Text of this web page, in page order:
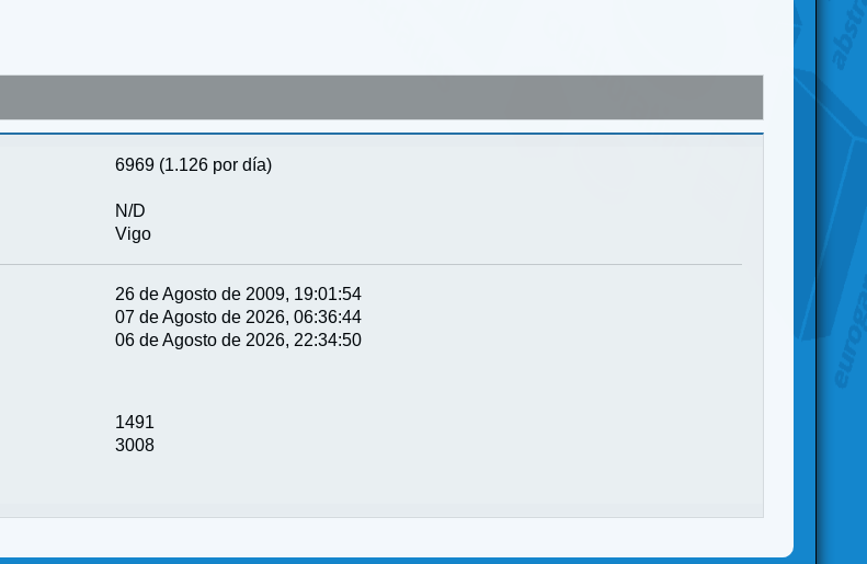
6969 (1.126 por día)
N/D
Vigo
26 de Agosto de 2009, 19:01:54
07 de Agosto de 2026, 06:36:44
06 de Agosto de 2026, 22:34:50
1491
3008